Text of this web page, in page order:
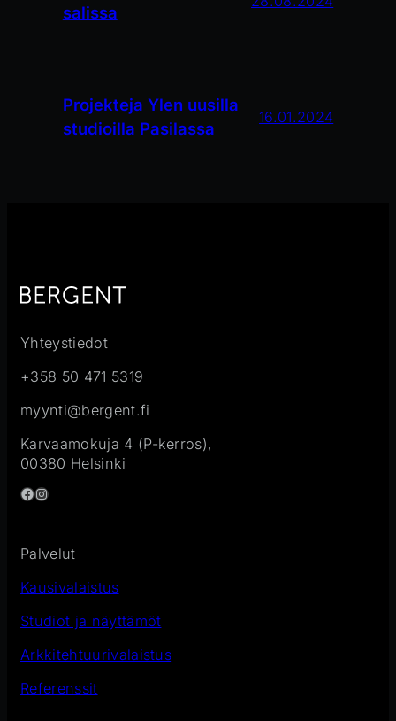
salissa
Projekteja Ylen uusilla
studioilla Pasilassa
16.01.2024
Yhteystiedot
+358 50 471 5319
myynti@bergent.fi
Karvaamokuja 4 (P-kerros),
00380 Helsinki
Facebook
Instagram
Palvelut
Kausivalaistus
Studiot ja näyttämöt
Arkkitehtuurivalaistus
Referenssit